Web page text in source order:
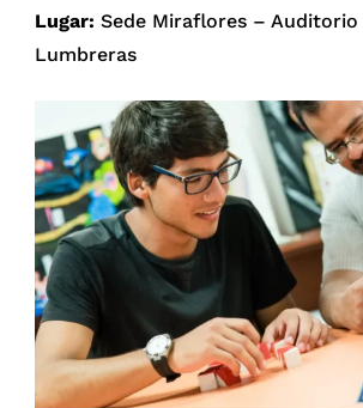
Lugar: Sede Miraflores – Auditorio
Lumbreras